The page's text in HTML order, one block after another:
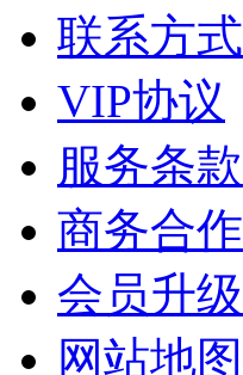
联系方式
VIP协议
服务条款
商务合作
会员升级
网站地图